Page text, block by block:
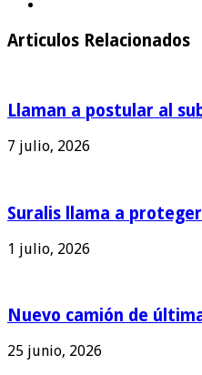
Articulos Relacionados
Llaman a postular al
7 julio, 2026
Suralis llama a
1 julio, 2026
Nuevo camión de
25 junio, 2026